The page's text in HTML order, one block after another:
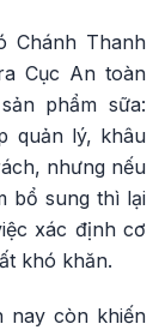
Chánh Thanh
Cục An toàn
phẩm sữa:
quản lý, khâu
nhưng nếu
bổ sung thì lại
xác định cơ
khó khăn.
nay còn khiến